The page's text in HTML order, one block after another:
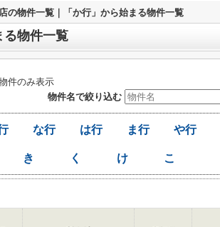
の物件一覧｜「か行」から始まる物件一覧
る物件一覧
件のみ表示
物件名で絞り込む
な行 は行 ま行 や行
き く け こ